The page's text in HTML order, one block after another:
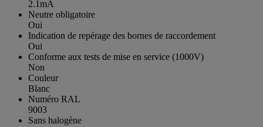
2.1mA
Neutre obligatoire
Oui
Indication de repérage des bornes de raccordement
Oui
Conforme aux tests de mise en service (1000V)
Non
Couleur
Blanc
Numéro RAL
9003
Sans halogène